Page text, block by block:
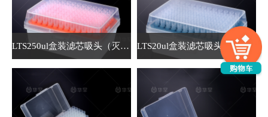
LTS250ul盒装滤芯吸头（灭菌） LTS20ul盒装滤芯吸头（灭菌）